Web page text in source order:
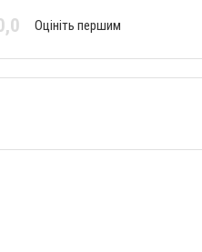
Оцініть першим